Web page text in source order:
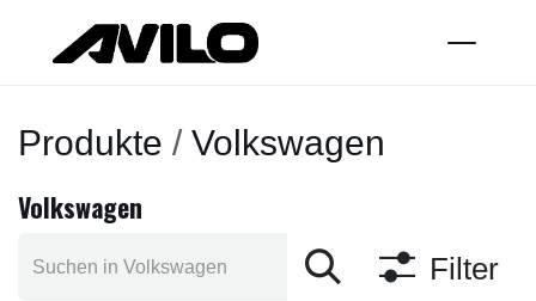
Produkte Volkswagen
Volkswagen
Filter